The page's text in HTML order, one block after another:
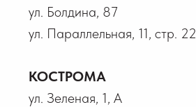
ул. Болдина, 87
ул. Параллельная, 11, стр. 22
КОСТРОМА
ул. Зеленая, 1, А